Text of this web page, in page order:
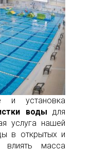
и установка
воды для
услуга нашей
в открытых и
влиять масса